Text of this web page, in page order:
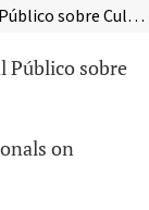
Percepção de Profissionais de Hospital Público sobre Cultura de Segurança do Paciente